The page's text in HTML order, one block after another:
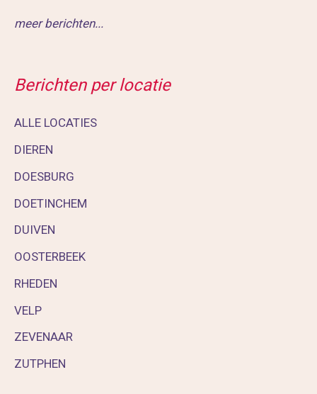
meer berichten...
Berichten per locatie
ALLE LOCATIES
DIEREN
DOESBURG
DOETINCHEM
DUIVEN
OOSTERBEEK
RHEDEN
VELP
ZEVENAAR
ZUTPHEN